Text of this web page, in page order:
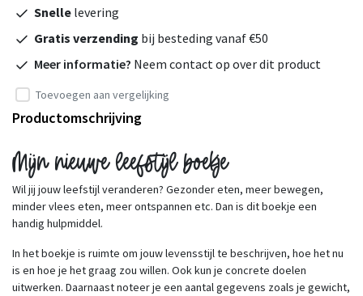
Snelle levering
Gratis verzending bij besteding vanaf €50
Meer informatie? Neem contact op over dit product
Toevoegen aan vergelijking
Productomschrijving
Mijn nieuwe leefstijl boekje
Wil jij jouw leefstijl veranderen? Gezonder eten, meer bewegen,
minder vlees eten, meer ontspannen etc. Dan is dit boekje een
handig hulpmiddel.
In het boekje is ruimte om jouw levensstijl te beschrijven, hoe het nu
is en hoe je het graag zou willen. Ook kun je concrete doelen
uitwerken. Daarnaast noteer je een aantal gegevens zoals je gewicht,